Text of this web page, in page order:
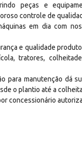
peças e
controle de
em dia com
e qualidade
tratores,
para manutenção dá
o plantio até a
concessionário